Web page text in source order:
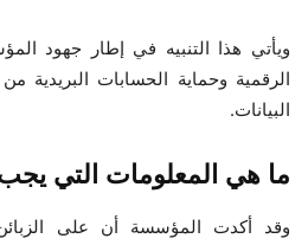
ويأتي هذا التنبيه في إطار جهود
الرقمية وحماية الحسابات البريدية
البيانات.
ما هي المعلومات التي
وقد أكدت المؤسسة أن على